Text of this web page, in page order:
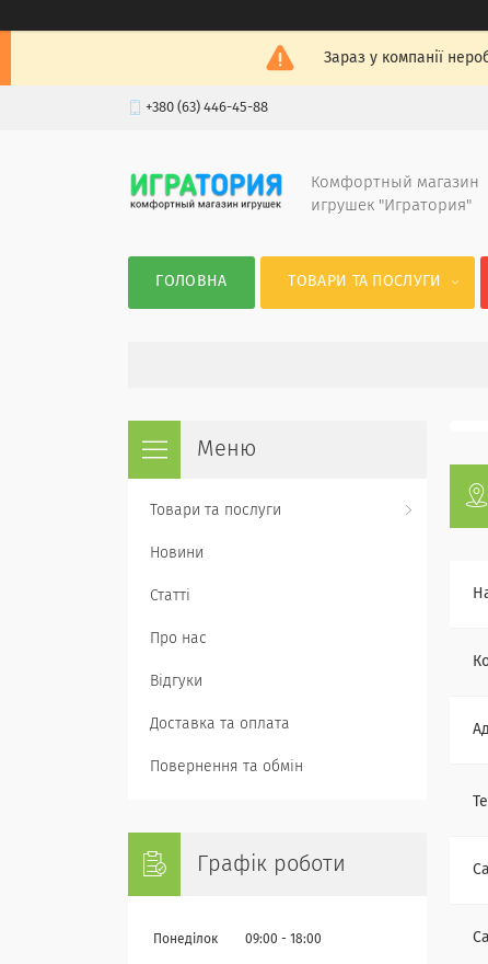
Зараз у компанії
+380 (63) 446-45-88
Комфортный магазин
игрушек "Игратория"
ГОЛОВНА ТОВАРИ ТА ПОСЛУГИ
Товари та послуги
Новини
Статті
Про нас
Відгуки
Доставка та оплата
Повернення та обмін
Графік роботи
Понеділок 09:00 18:00